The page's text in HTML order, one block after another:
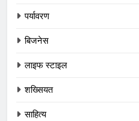
पर्यावरण
बिजनेस
लाइफ स्टाइल
शख्सियत
साहित्य